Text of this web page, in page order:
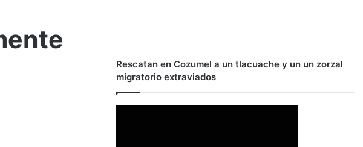
Rescatan en Cozumel a un tlacuache y un un zorzal
migratorio extraviados